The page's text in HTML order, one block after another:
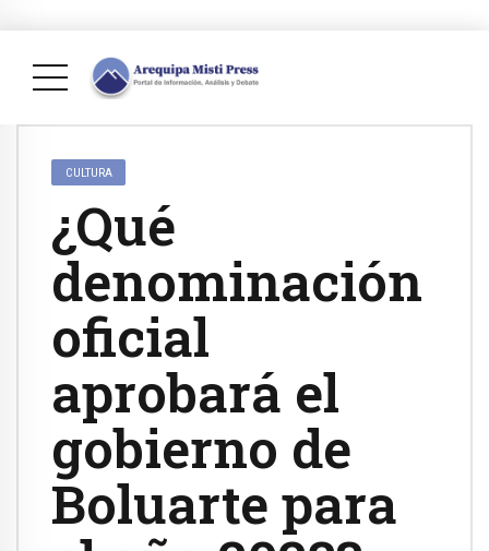
CULTURA
¿Qué
denominación
oficial
aprobará el
gobierno de
Boluarte para